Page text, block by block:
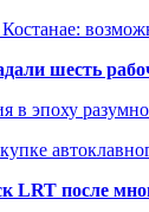
шесть
в эпоху
LRT после